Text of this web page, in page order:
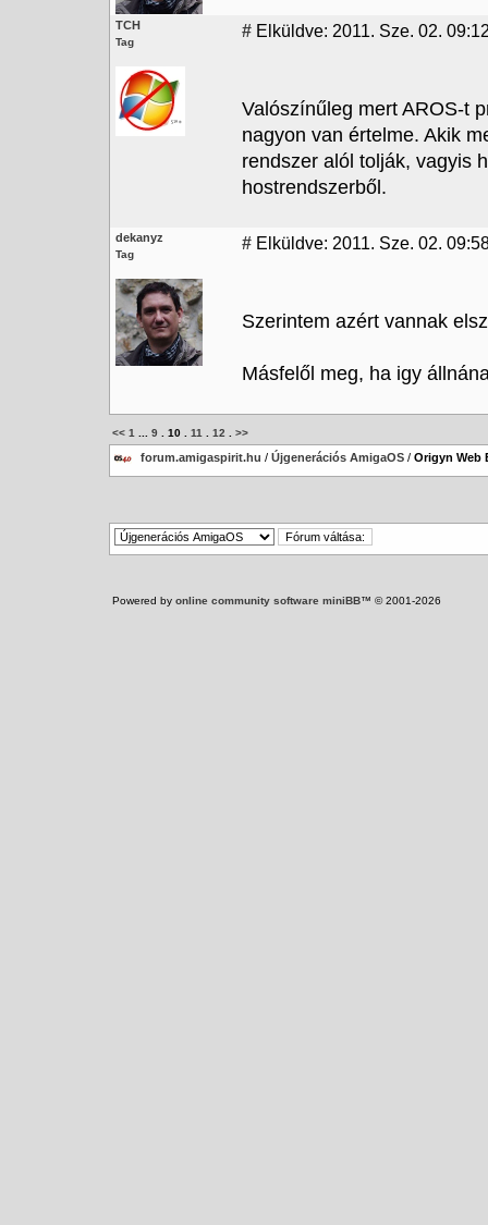
TCH
Tag
# Elküldve: 2011. Sze. 02.
Valószínűleg mert AROS-t
nagyon van értelme. Akik
rendszer alól tolják, vagyis
hostrendszerből.
dekanyz
Tag
# Elküldve: 2011. Sze. 02.
Szerintem azért vannak
Másfelől meg, ha igy
<< 1 9 10 11 12 >>
forum.amigaspirit.hu / Újgenerációs AmigaOS / Origyn Web
Powered by online community software miniBB™ © 2001-2026